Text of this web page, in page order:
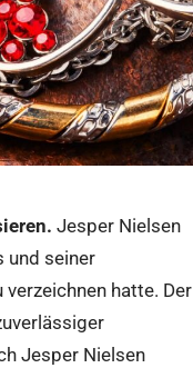
Jesper Nielsen
und seiner
hatte. Der
Jesper Nielsen